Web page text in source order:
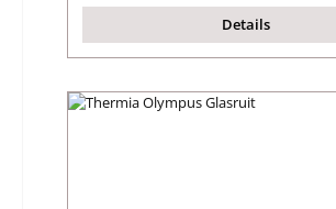
Details